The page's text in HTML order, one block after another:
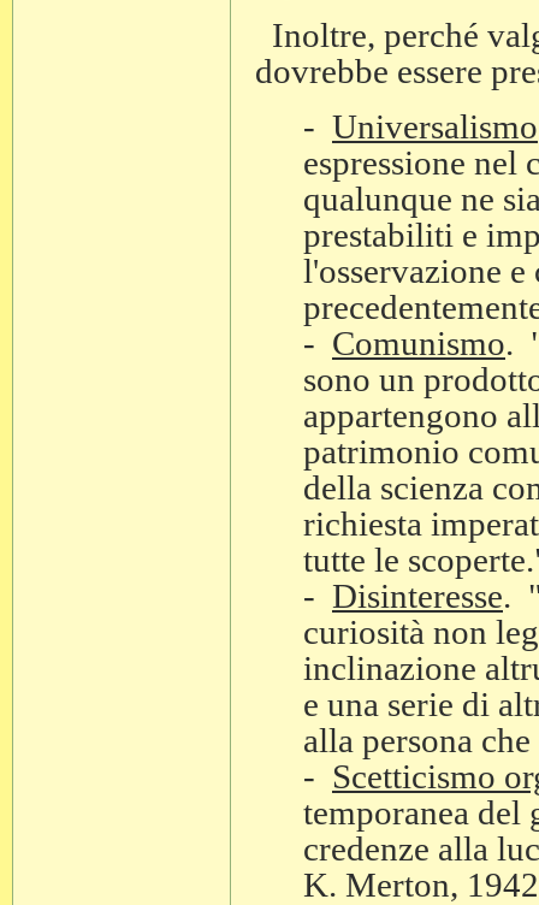
Inoltre, perché
dovrebbe essere
- Universalismo
espressione nel
qualunque ne
prestabiliti e
l'osservazione e
- Comunismo.
sono un
appartengono
patrimonio
della scienza
richiesta
tutte le
- Disinteresse.
curiosità non
inclinazione
e una serie di
alla persona
- Scetticismo
temporanea del
credenze alla
K. Merton,